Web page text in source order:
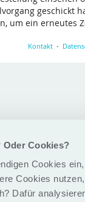
Oder Cookies?
Cookies
Cookies
Dafür
geschickt
um ein erneutes
Kontakt